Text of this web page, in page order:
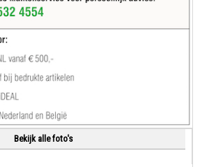
Bekijk alle foto's